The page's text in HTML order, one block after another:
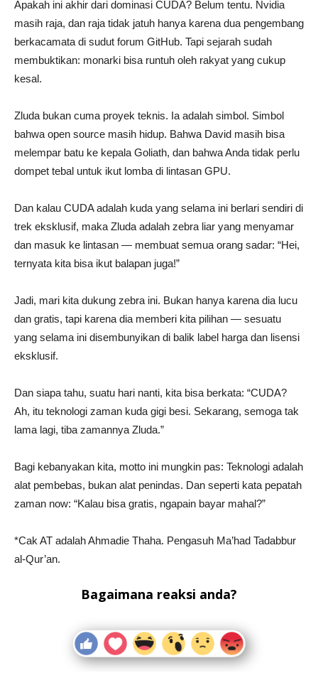
Apakah ini akhir dari dominasi CUDA? Belum tentu. Nvidia
masih raja, dan raja tidak jatuh hanya karena dua pengembang
berkacamata di sudut forum GitHub. Tapi sejarah sudah
membuktikan: monarki bisa runtuh oleh rakyat yang cukup
kesal.
Zluda bukan cuma proyek teknis. Ia adalah simbol. Simbol
bahwa open source masih hidup. Bahwa David masih bisa
melempar batu ke kepala Goliath, dan bahwa Anda tidak perlu
dompet tebal untuk ikut lomba di lintasan GPU.
Dan kalau CUDA adalah kuda yang selama ini berlari sendiri di
trek eksklusif, maka Zluda adalah zebra liar yang menyamar
dan masuk ke lintasan — membuat semua orang sadar: “Hei,
ternyata kita bisa ikut balapan juga!”
Jadi, mari kita dukung zebra ini. Bukan hanya karena dia lucu
dan gratis, tapi karena dia memberi kita pilihan — sesuatu
yang selama ini disembunyikan di balik label harga dan lisensi
eksklusif.
Dan siapa tahu, suatu hari nanti, kita bisa berkata: “CUDA?
Ah, itu teknologi zaman kuda gigi besi. Sekarang, semoga tak
lama lagi, tiba zamannya Zluda.”
Bagi kebanyakan kita, motto ini mungkin pas: Teknologi adalah
alat pembebas, bukan alat penindas. Dan seperti kata pepatah
zaman now: “Kalau bisa gratis, ngapain bayar mahal?”
*Cak AT adalah Ahmadie Thaha. Pengasuh Ma’had Tadabbur
al-Qur’an.
Bagaimana reaksi anda?